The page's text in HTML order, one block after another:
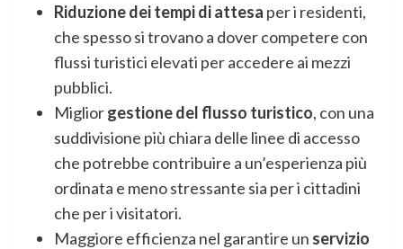
Riduzione dei tempi di attesa per i residenti,
che spesso si trovano a dover competere con
flussi turistici elevati per accedere ai mezzi
pubblici.
Migliorgestione del flusso turistico, con una
suddivisione più chiara delle linee di accesso
che potrebbe contribuire a un’esperienza più
ordinata e meno stressante sia per i cittadini
che per i visitatori.
Maggiore efficienza nel garantire un servizio